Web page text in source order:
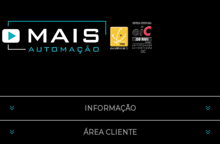
INFORMAÇÃO
ÁREA CLIENTE